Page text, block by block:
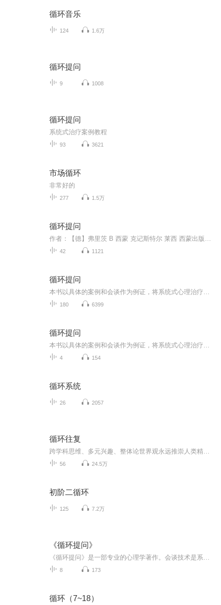
循环音乐
124 1.6万
循环提问
9 1008
循环提问
系统式治疗案例教程
93 3621
市场循环
非常好的
277 1.5万
循环提问
42 1121
循环提问
180 6399
循环提问
4 154
循环系统
26 2057
循环往复
56 24.5万
初阶二循环
125 7.2万
《循环提问》
8 173
循环（7~18）